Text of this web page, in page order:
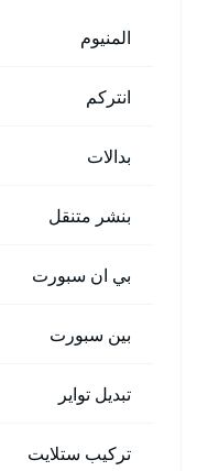
المنيوم
انتركم
بدالات
بنشر متنقل
بي ان سبورت
بين سبورت
تبديل تواير
تركيب ستلايت